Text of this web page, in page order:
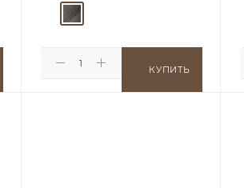
КУПИТЬ